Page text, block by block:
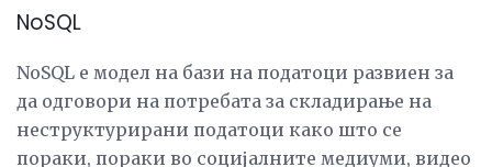
NoSQL
NoSQL е модел на бази на податоци развиен за
да одговори на потребата за складирање на
неструктурирани податоци како што се
пораки, пораки во социјалните медиуми, видео